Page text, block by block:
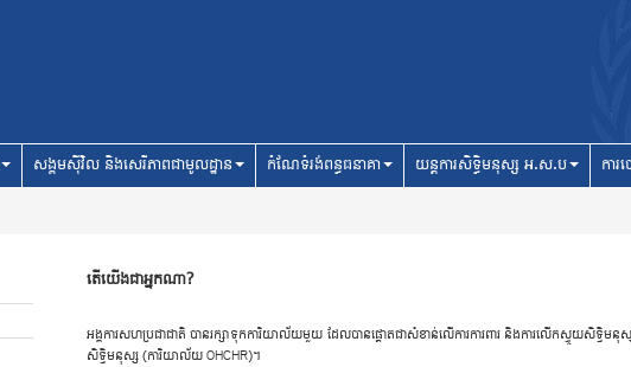
សង្គមស៊ីវិល និងសេរីភាពជាមូលដ្ឋាន កំណែទំរង់ពន្ធធនាគា យន្តការសិទ្ធិមនុស្ស អ.ស.ប ការ
តើយើងជាអ្នកណា?
អង្គ​កា​រស​ហប្រ​ជា​ជា​តិ ​បាន​រក្សា​ទុក​ការិ​យាល័យ​មួយ ​ដែល​បាន​ផ្តោត​ជា​សំ​ខាន់​លើ​ការ​ការ​ពារ ​និង​ការ​លើកស្ទួ​យ​សិទ្ធិ​
សិទ្ធិ​ម​នុស្ស (​ការិ​យាល័យ OHCHR)។